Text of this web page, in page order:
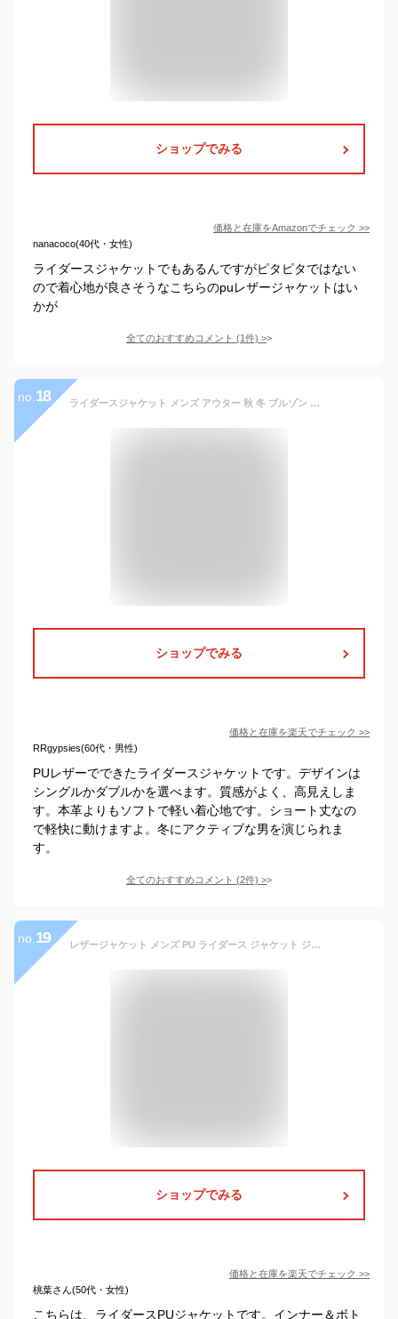
ショップでみる
価格と在庫をAmazonでチェック >>
nanacoco(40代・女性)
ライダースジャケットでもあるんですがピタピタではない
ので着心地が良さそうなこちらのpuレザージャケットはい
かが
全てのおすすめコメント (1件) >
no. 18 ライダースジャケット メンズ アウター 秋 冬 ブルゾン フェイクレザー ダブル シングル 革ジャン レザージャケット PUレザー ショート丈 シンプル 黒 茶 ブラック ブラウン M L LL XL 大きいサイズ 全2色 ジェネレス
ショップでみる
価格と在庫を楽天でチェック >>
RRgypsies(60代・男性)
PUレザーでできたライダースジャケットです。デザインは
シングルかダブルかを選べます。質感がよく、高見えしま
す。本革よりもソフトで軽い着心地です。ショート丈なの
で軽快に動けますよ。冬にアクティブな男を演じられま
す。
全てのおすすめコメント (2件) >
no. 19 レザージャケット メンズ PU ライダース ジャケット ジャンパー ブルゾン アウター コート ショート丈 オーバーサイズ ビッグシルエット ミリタリージャケット ボタン 秋冬 春 おしゃれ
ショップでみる
価格と在庫を楽天でチェック >>
桃葉さん(50代・女性)
こちらは、ライダースPUジャケットです。インナー＆ボト